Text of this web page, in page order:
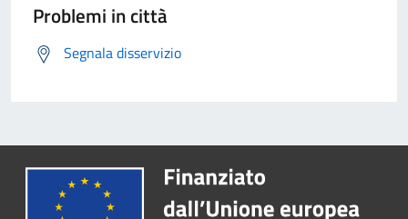
Problemi in città
Segnala disservizio